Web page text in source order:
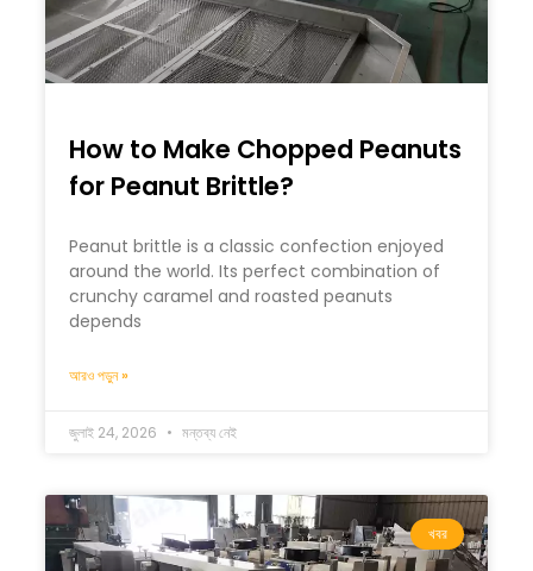
How to Make Chopped Peanuts
for Peanut Brittle?
Peanut brittle is a classic confection enjoyed
around the world. Its perfect combination of
crunchy caramel and roasted peanuts
depends
আরও পড়ুন »
জুলাই 24, 2026 মন্তব্য নেই
খবর